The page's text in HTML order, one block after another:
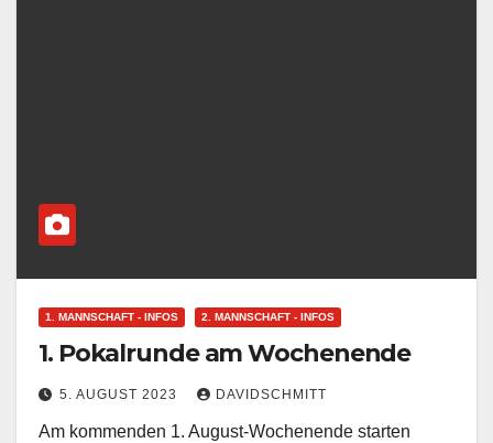
1. MANNSCHAFT - INFOS 2. MANNSCHAFT - INFOS
1. Pokalrunde am Wochenende
5. AUGUST 2023 DAVIDSCHMITT
Am kommenden 1. August-Wochenende starten